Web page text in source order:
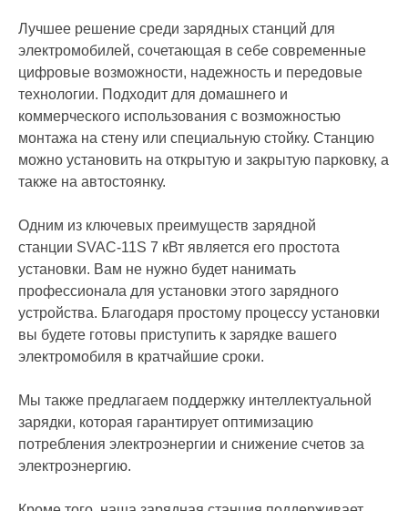
Лучшее решение среди зарядных станций для
электромобилей, сочетающая в себе современные
цифровые возможности, надежность и передовые
технологии. Подходит для домашнего и
коммерческого использования с возможностью
монтажа на стену или специальную стойку. Станцию
можно установить на открытую и закрытую парковку, а
также на автостоянку.
Одним из ключевых преимуществ зарядной
станции SVAC-11S 7 кВт является его простота
установки. Вам не нужно будет нанимать
профессионала для установки этого зарядного
устройства. Благодаря простому процессу установки
вы будете готовы приступить к зарядке вашего
электромобиля в кратчайшие сроки.
Мы также предлагаем поддержку интеллектуальной
зарядки, которая гарантирует оптимизацию
потребления электроэнергии и снижение счетов за
электроэнергию.